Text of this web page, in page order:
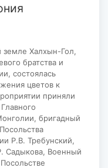
земле Халхын-Гол,
братства и
состоялась
цветов к
приняли
бригадный
Р.В. Требунский,
Садыкова, Военный